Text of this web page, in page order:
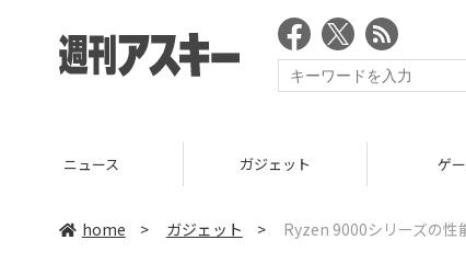
ニュース ガジェット ゲ
home > ガジェット > Ryzen 9000シリーズの性